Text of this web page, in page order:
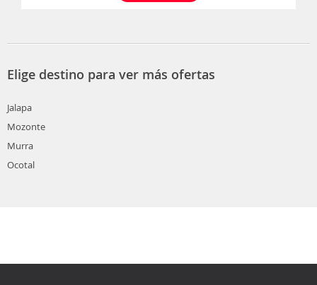
Elige destino para ver más ofertas
Jalapa
Mozonte
Murra
Ocotal